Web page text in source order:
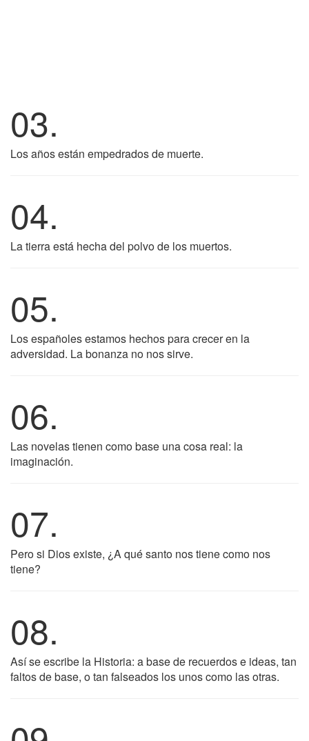
03.
Los años están empedrados de muerte.
04.
La tierra está hecha del polvo de los muertos.
05.
Los españoles estamos hechos para crecer en la
adversidad. La bonanza no nos sirve.
06.
Las novelas tienen como base una cosa real: la
imaginación.
07.
Pero si Dios existe, ¿A qué santo nos tiene como nos
tiene?
08.
Así se escribe la Historia: a base de recuerdos e ideas, tan
faltos de base, o tan falseados los unos como las otras.